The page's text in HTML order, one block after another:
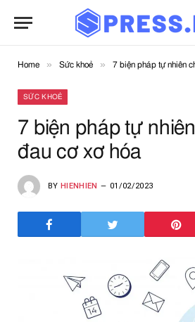
Home » Sức khoẻ » 7 biện pháp tự nhiên
SỨC KHOẺ
7 biện pháp tự
đau cơ xơ hóa
BY HIENHIEN 01/02/2023